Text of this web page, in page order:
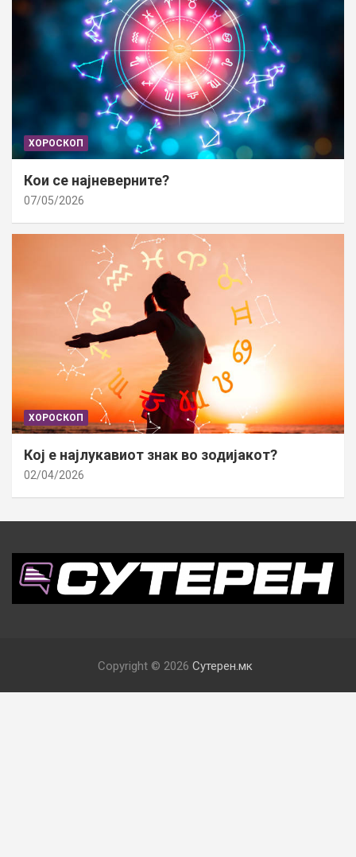
ХОРОСКОП
Кои се најневерните?
07/05/2026
ХОРОСКОП
Кој е најлукавиот знак во зодијакот?
02/04/2026
Copyright © 2026 Сутерен.мк